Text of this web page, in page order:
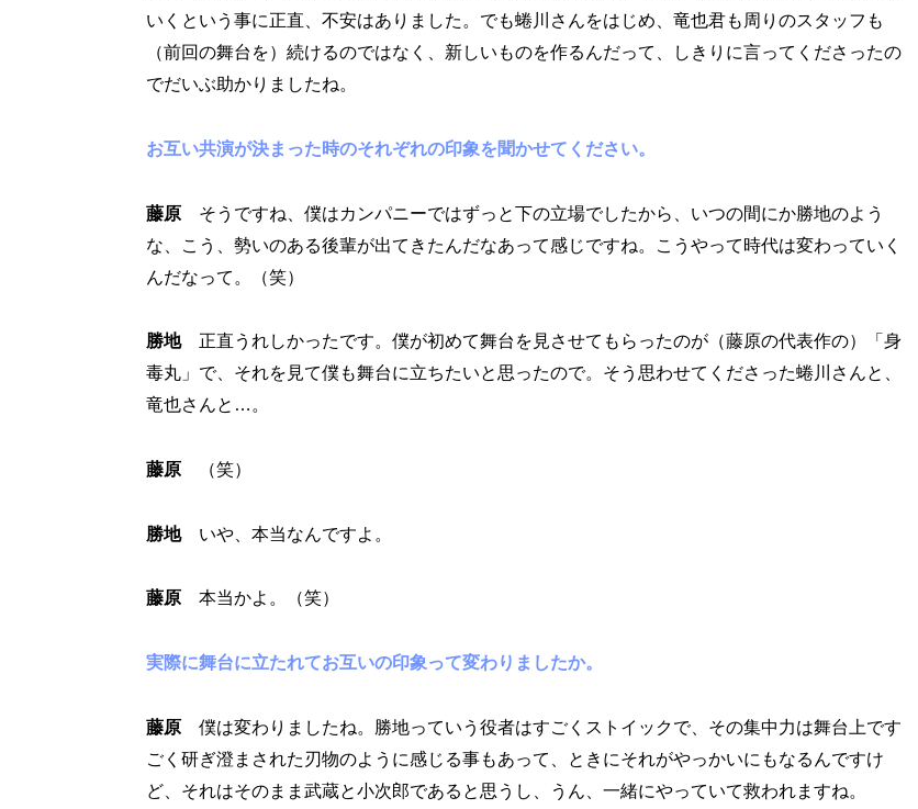
いくという事に正直、不安はありました。でも蜷川さんをはじめ、竜也君も周りのスタッフも
（前回の舞台を）続けるのではなく、新しいものを作るんだって、しきりに言ってくださったの
でだいぶ助かりましたね。
お互い共演が決まった時のそれぞれの印象を聞かせてください。
藤原 そうですね、僕はカンパニーではずっと下の立場でしたから、いつの間にか勝地のよう
な、こう、勢いのある後輩が出てきたんだなあって感じですね。こうやって時代は変わっていく
んだなって。（笑）
勝地正直うれしかったです。僕が初めて舞台を見させてもらったのが（藤原の代表作の）「身
毒丸」で、それを見て僕も舞台に立ちたいと思ったので。そう思わせてくださった蜷川さんと、
竜也さんと…。
藤原 （笑）
勝地いや、本当なんですよ。
藤原 本当かよ。（笑）
実際に舞台に立たれてお互いの印象って変わりましたか。
藤原 僕は変わりましたね。勝地っていう役者はすごくストイックで、その集中力は舞台上です
ごく研ぎ澄まされた刃物のように感じる事もあって、ときにそれがやっかいにもなるんですけ
ど、それはそのまま武蔵と小次郎であると思うし、うん、一緒にやっていて救われますね。